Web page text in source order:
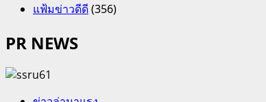
แฟ้มข่าวดีดี(356)
PR NEWS